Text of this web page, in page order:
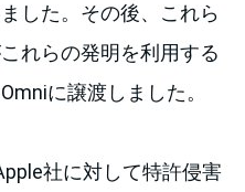
した。その後、これら
れらの発明を利用する
に譲渡しました。
社に対して特許侵害